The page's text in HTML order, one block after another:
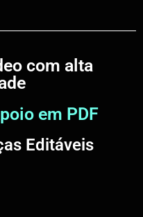
com alta
em PDF
Editáveis